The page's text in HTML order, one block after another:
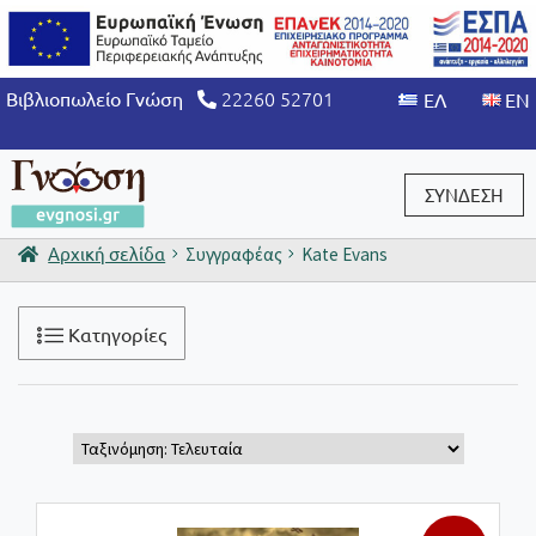
Βιβλιοπωλείο Γνώση 22260 52701
ΣΥΝΔΕΣΗ
Είσοδος / Εγγραφή
Αρχική σελίδα Συγγραφέας Kate Evans
Κατηγορίες